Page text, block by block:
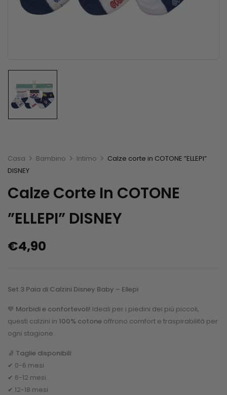
Casa Bambino Intimo
Calze corte in COTONE ”ELLEPI”
DISNEY
Calze Corte In COTONE
”ELLEPI” DISNEY
€4,90
Set 3 Paia di Calzini Disney Baby – Ellepi
💙 Morbidi e confortevoli! Ideali per i piedini dei più piccoli,
questi calzini in 100% cotone offrono comfort e traspirabilità per
ogni stagione.
🧦 Taglie disponibili:
✔ 0-6 mesi
✔ 6-12 mesi
✔ 12-18 mesi